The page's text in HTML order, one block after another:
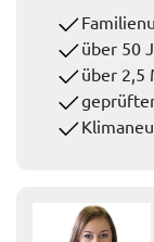
über 50
über 2,5